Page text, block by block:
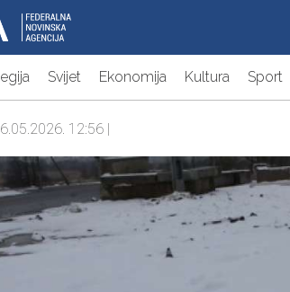
Svijet Ekonomija Kultura Sport
12:56 |